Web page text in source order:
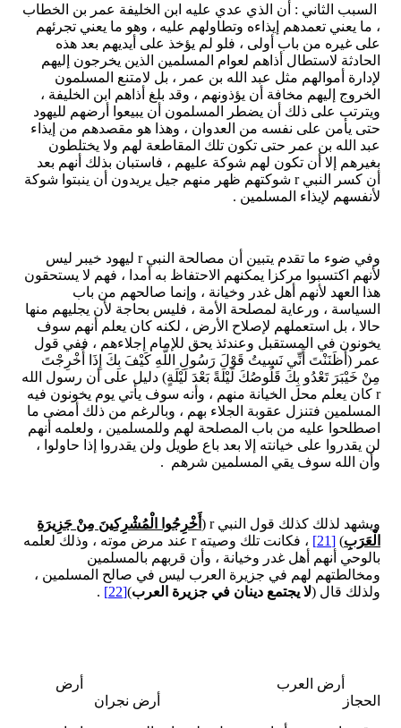
السبب الثاني : أن الذي عدي عليه ابن الخليفة عمر بن الخطاب
، ما يعني تعمدهم إيذاءه وتطاولهم عليه ، وهو ما يعني تجرئهم
على غيره من باب أولى ، فلو لم يؤخذ على أيديهم بعد هذه
الحادثة لاستطال أذاهم لعوام المسلمين الذين يخرجون إليهم
لإدارة أموالهم مثل عبد الله بن عمر ، بل لامتنع المسلمون
الخروج إليهم مخافة أن يؤذونهم ، وقد بلغ أذاهم ابن الخليفة ،
ويترتب على ذلك أن يضطر المسلمون أن يبيعوا أرضهم لليهود
حتى يأمن على نفسه من العدوان ، وهذا هو مقصدهم من إيذاء
عبد الله بن عمر حتى تكون تلك المقاطعة لهم ولا يختلطون
بغيرهم إلا أن تكون لهم شوكة عليهم ، فاستبان بذلك أنهم بعد
أن كسر النبي r شوكتهم ظهر منهم جيل يريدون أن ينبتوا شوكة
لأنفسهم لإيذاء المسلمين .
وفي ضوء ما تقدم يتبين أن مصالحة النبي r ليهود خيبر ليس
لأنهم اكتسبوا مركزا يمكنهم الاحتفاظ به أمدا ، فهم لا يستحقون
هذا العهد لأنهم أهل غدر وخيانة ، وإنما صالحهم من باب
السياسة ، ورعاية لمصلحة الأمة ، فليس بحاجة لأن يجليهم منها
حالا ، بل استعملهم لإصلاح الأرض ، لكنه كان يعلم أنهم سوف
يخونون في المستقبل وعندئذ يحق للإمام إجلاءهم ، ففي قول
عمر (أَظَنَنْتَ أَنِّي نَسِيتُ قَوْلَ رَسُولِ اللَّهِ كَيْفَ بِكَ إِذَا أُخْرِجْتَ
مِنْ خَيْبَرَ تَعْدُو بِكَ قَلُوصُكَ لَيْلَةً بَعْدَ لَيْلَةٍ) دليل على أن رسول الله
r كان يعلم محل الخيانة منهم ، وأنه سوف يأتي يوم يخونون فيه
المسلمين فتنزل عقوبة الجلاء بهم ، وبالرغم من ذلك أمضى ما
اصطلحوا عليه من باب المصلحة لهم وللمسلمين ، ولعلمه أنهم
لن يقدروا على خيانته إلا بعد باع طويل ولن يقدروا إذا حاولوا ،
وأن الله سوف يقي المسلمين شرهم .
ويشهد لذلك كذلك قول النبي r (
أَخْرِجُوا الْمُشْرِكِينَ مِنْ جَزِيرَةِ
الْعَرَبِ)
[21]
، فكانت تلك وصيته r عند مرض موته ، وذلك لعلمه
بالوحي أنهم أهل غدر وخيانة ، وأن قربهم بالمسلمين
ومخالطتهم لهم في جزيرة العرب ليس في صالح المسلمين ،
ولذلك قال (لا يجتمع دينان في جزيرة العرب)
[22]
.
أرض العرب أرض
الحجاز أرض نجران